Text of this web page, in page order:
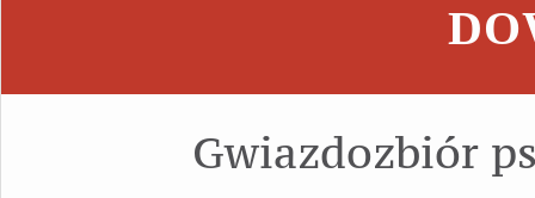
Gwiazdozbiór